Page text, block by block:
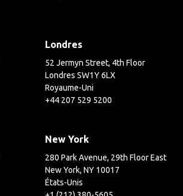
Londres
52 Jermyn Street, 4th Floor
Londres SW1Y 6LX
Royaume-Uni
+44 207 529 5200
New York
280 Park Avenue, 29th Floor East
New York, NY 10017
États-Unis